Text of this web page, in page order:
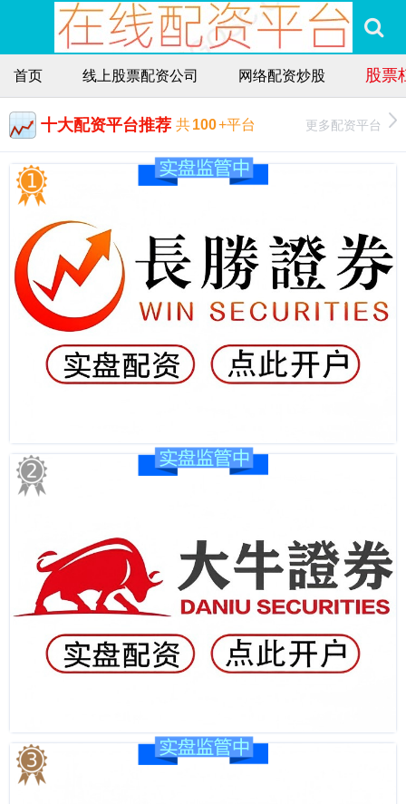
首页 线上股票配资公司 网络配资炒股 股票
十大配资平台推荐 共100+平台 更多配资平台